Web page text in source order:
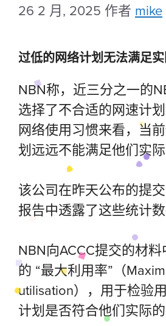
26 2 月, 2025 作者 mike
过低的网络计划无法满足
NBN称，近三分之一的
选择了不合适的网速计
网络使用习惯来看，当
划远远不能满足他们实际
该公司在昨天公布的提
报告中透露了这些统计数
NBN向ACCC提交的材
的 “最大利用率”（
utilisation），用于检验
计划是否符合他们实际的